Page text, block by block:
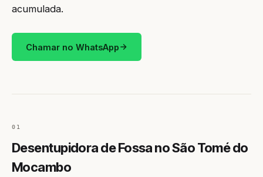
acumulada.
Chamar no WhatsApp
01
Desentupidora de Fossa no São Tomé do
Mocambo